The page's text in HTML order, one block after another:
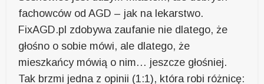
fachowców od AGD – jak na lekarstwo.
FixAGD.pl zdobywa zaufanie nie dlatego, że
głośno o sobie mówi, ale dlatego, że
mieszkańcy mówią o nim… jeszcze głośniej.
Tak brzmi jedna z opinii (1:1), która robi różnicę: